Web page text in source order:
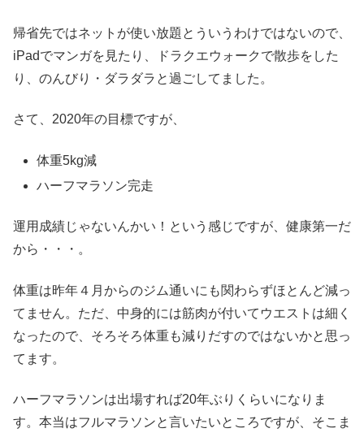
帰省先ではネットが使い放題とういうわけではないので、
iPadでマンガを見たり、ドラクエウォークで散歩をした
り、のんびり・ダラダラと過ごしてました。
さて、2020年の目標ですが、
体重5kg減
ハーフマラソン完走
運用成績じゃないんかい！という感じですが、健康第一だ
から・・・。
体重は昨年４月からのジム通いにも関わらずほとんど減っ
てません。ただ、中身的には筋肉が付いてウエストは細く
なったので、そろそろ体重も減りだすのではないかと思っ
てます。
ハーフマラソンは出場すれば20年ぶりくらいになりま
す。本当はフルマラソンと言いたいところですが、そこま